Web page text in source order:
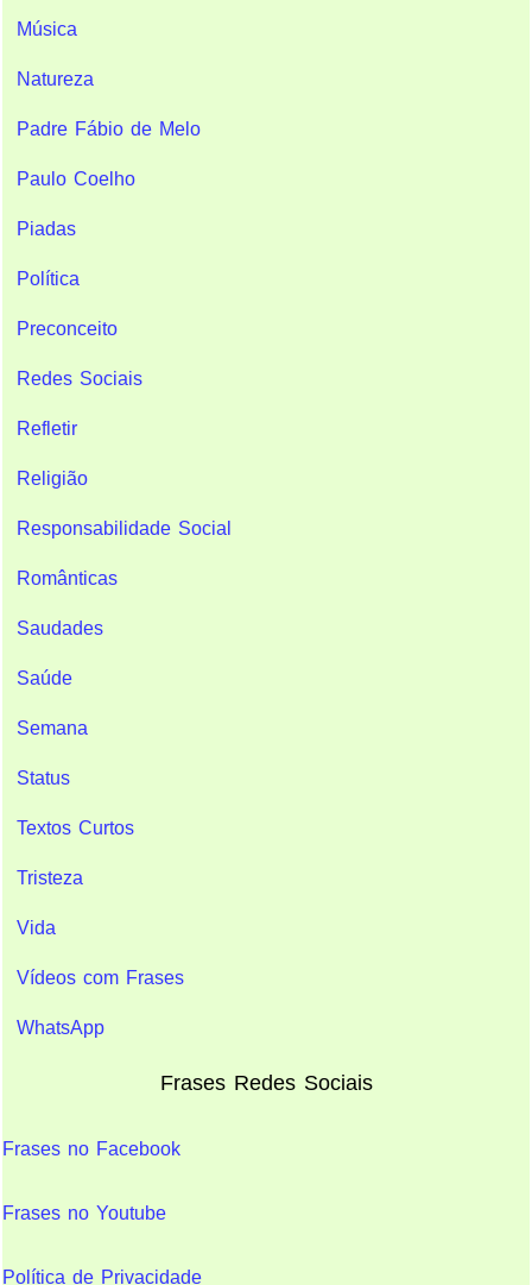
Música
Natureza
Padre Fábio de Melo
Paulo Coelho
Piadas
Política
Preconceito
Redes Sociais
Refletir
Religião
Responsabilidade Social
Românticas
Saudades
Saúde
Semana
Status
Textos Curtos
Tristeza
Vida
Vídeos com Frases
WhatsApp
Frases Redes Sociais
Frases no Facebook
Frases no Youtube
Política de Privacidade